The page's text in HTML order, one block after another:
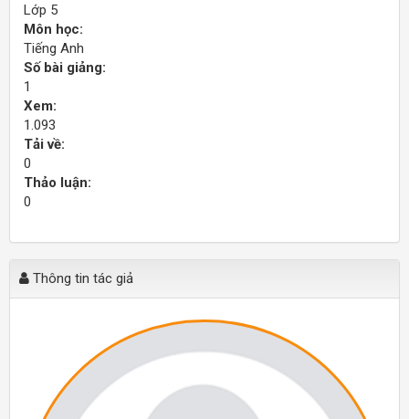
Lớp 5
Môn học:
Tiếng Anh
Số bài giảng:
1
Xem:
1.093
Tải về:
0
Thảo luận:
0
Thông tin tác giả